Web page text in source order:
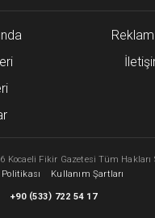
Kocaeli Fikir Gazetesi Tüm Hakları
Kullanım Şartları
+90 (533) 722 54 17